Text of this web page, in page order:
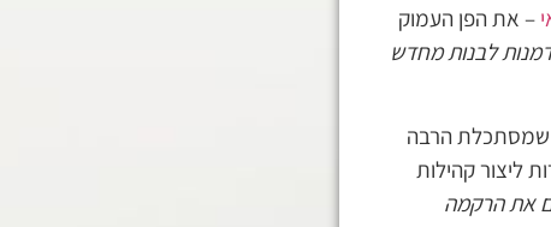
– את הפן העמוק
לבנות מחדש
שמסתכלת הרבה
ליצור קהילות
את הרקמה